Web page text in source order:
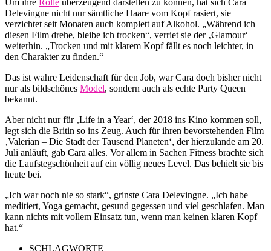
Delevingne nicht nur sämtliche Haare vom Kopf rasiert, sie
verzichtet seit Monaten auch komplett auf Alkohol. „Während ich
diesen Film drehe, bleibe ich trocken“, verriet sie der ‚Glamour‘
weiterhin. „Trocken und mit klarem Kopf fällt es noch leichter, in
den Charakter zu finden.“
Das ist wahre Leidenschaft für den Job, war Cara doch bisher nicht
nur als bildschönes Model, sondern auch als echte Party Queen
bekannt.
Aber nicht nur für ‚Life in a Year‘, der 2018 ins Kino kommen soll,
legt sich die Britin so ins Zeug. Auch für ihren bevorstehenden Film
‚Valerian – Die Stadt der Tausend Planeten‘, der hierzulande am 20.
Juli anläuft, gab Cara alles. Vor allem in Sachen Fitness brachte sich
die Laufstegschönheit auf ein völlig neues Level. Das behielt sie bis
heute bei.
„Ich war noch nie so stark“, grinste Cara Delevingne. „Ich habe
meditiert, Yoga gemacht, gesund gegessen und viel geschlafen. Man
kann nichts mit vollem Einsatz tun, wenn man keinen klaren Kopf
hat.“
SCHLAGWORTE